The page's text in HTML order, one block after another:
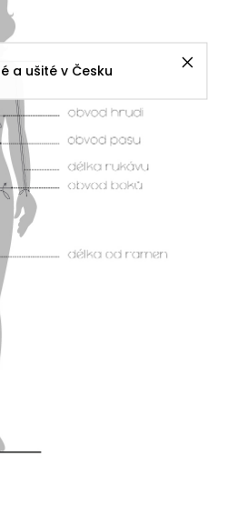
a ušité v Česku